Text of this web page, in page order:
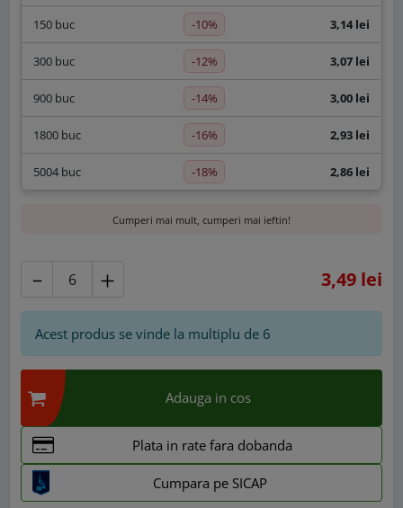
150 buc -10% 3,14 lei
300 buc -12% 3,07 lei
900 buc -14% 3,00 lei
1800 buc -16% 2,93 lei
5004 buc -18% 2,86 lei
Cumperi mai mult, cumperi mai ieftin!
3,49 lei
Acest produs se vinde la multiplu de 6
Adauga in cos
Plata in rate fara dobanda
Cumpara pe SICAP